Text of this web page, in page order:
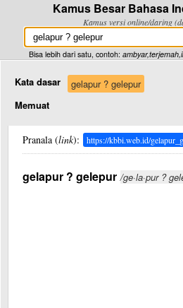
Kamus Besar Bahasa
Kamus versi online/daring
Bisa lebih dari satu, contoh:
Kata dasar
gelapur ? gelepur
Memuat
Pranala (link): https://kbbi.web.id/
gelapur ? gelepur /ge·la·pur ?